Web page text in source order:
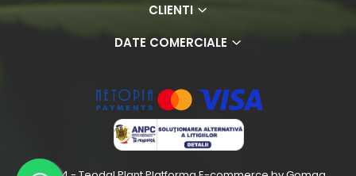
CLIENTI
DATE COMERCIALE